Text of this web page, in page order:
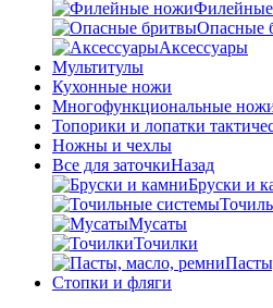
Опасные
Аксессуары
Мультитулы
Кухонные ножи
Многофункциональные
Топорики и лопатки
Ножны и чехлы
Все для заточкиНазад
Бруски и
Мусаты
Точилки
Стопки и фляги